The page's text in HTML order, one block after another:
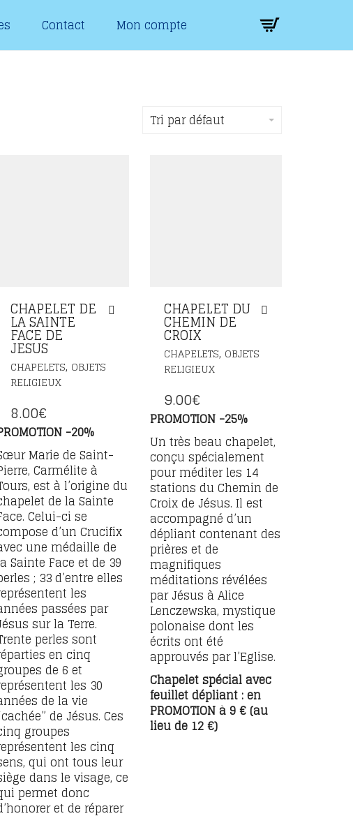
Contact Mon compte
Tri par défaut
CHAPELET DE
LA SAINTE
FACE DE
JESUS
CHAPELETS, OBJETS
RELIGIEUX
8.00€
-20%
Marie de Saint-
Carmélite à
est à l’origine du
de la Sainte
Celui-ci se
d’un Crucifix
une médaille de
Sainte Face et de 39
; 33 d’entre elles
les
passées par
sur la Terre.
perles sont
en cinq
de 6 et
les 30
de la vie
de Jésus. Ces
groupes
les cinq
qui ont tous leur
dans le visage, ce
permet donc
et de réparer
CHAPELET DU
CHEMIN DE
CROIX
CHAPELETS, OBJETS
RELIGIEUX
9.00€
PROMOTION -25%
Un très beau chapelet,
conçu spécialement
pour méditer les 14
stations du Chemin de
Croix de Jésus. Il est
accompagné d’un
dépliant contenant des
prières et de
magnifiques
méditations révélées
par Jésus à Alice
Lenczewska, mystique
polonaise dont les
écrits ont été
approuvés par l’Eglise.
Chapelet spécial avec
feuillet dépliant : en
PROMOTION à 9 € (au
lieu de 12 €)